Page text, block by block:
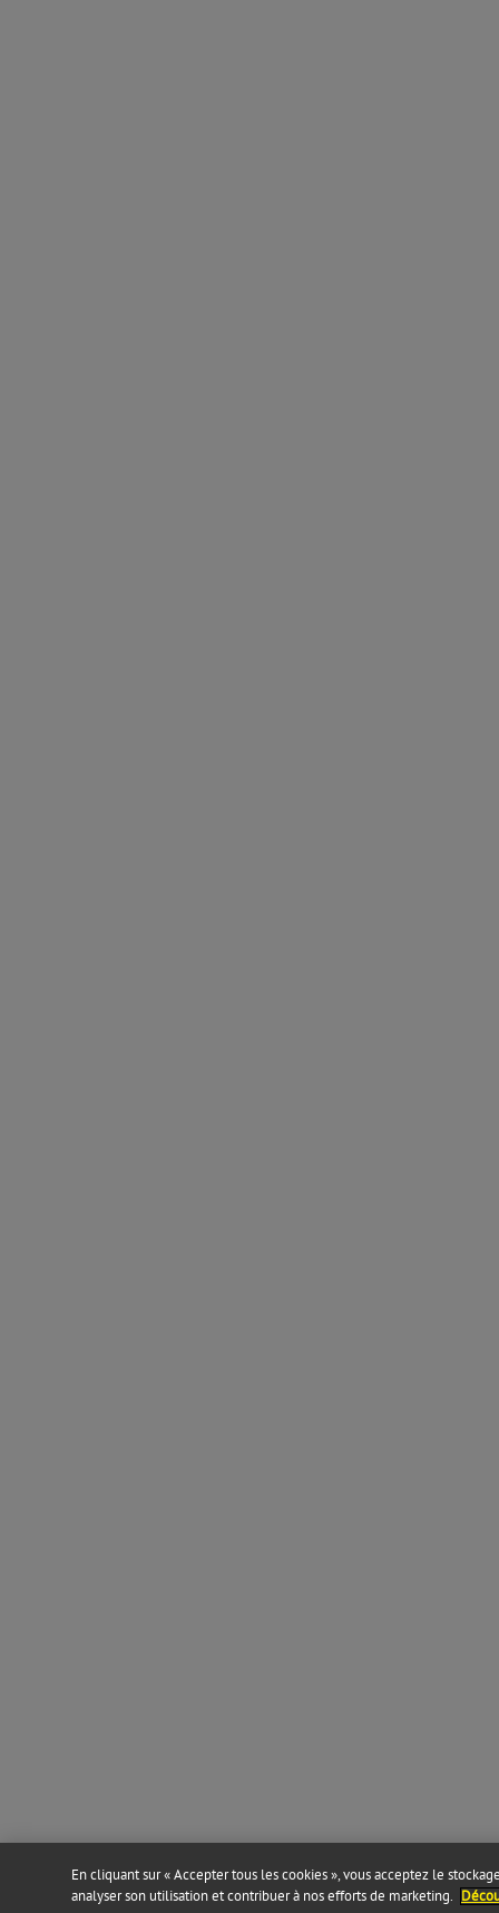
En cliquant sur « Accepter tous les cookies », vous acceptez le
analyser son utilisation et contribuer à nos efforts de marketing.